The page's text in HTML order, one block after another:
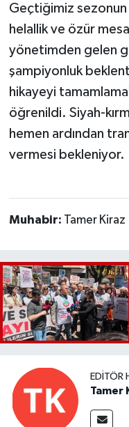
‎​Geçtiğimiz sezonun
helallik ve özür
yönetimden gelen
şampiyonluk
hikayeyi
öğrenildi. Siyah-
hemen ardından
vermesi bekleniyor.
Muhabir: Tamer Kiraz
EDITÖR
Tamer